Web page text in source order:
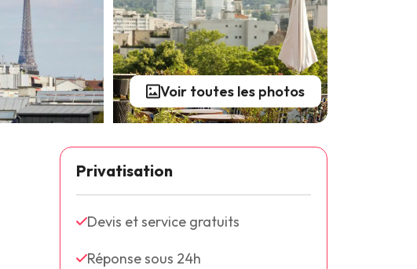
Voir toutes les photos
Privatisation
Devis et service gratuits
Réponse sous 24h